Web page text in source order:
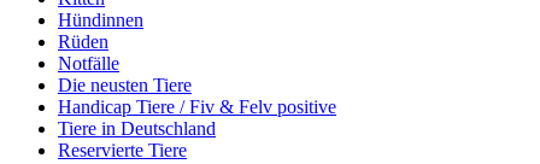
Hündinnen
Rüden
Notfälle
Die neusten Tiere
Handicap Tiere / Fiv & Felv positive
Tiere in Deutschland
Reservierte Tiere